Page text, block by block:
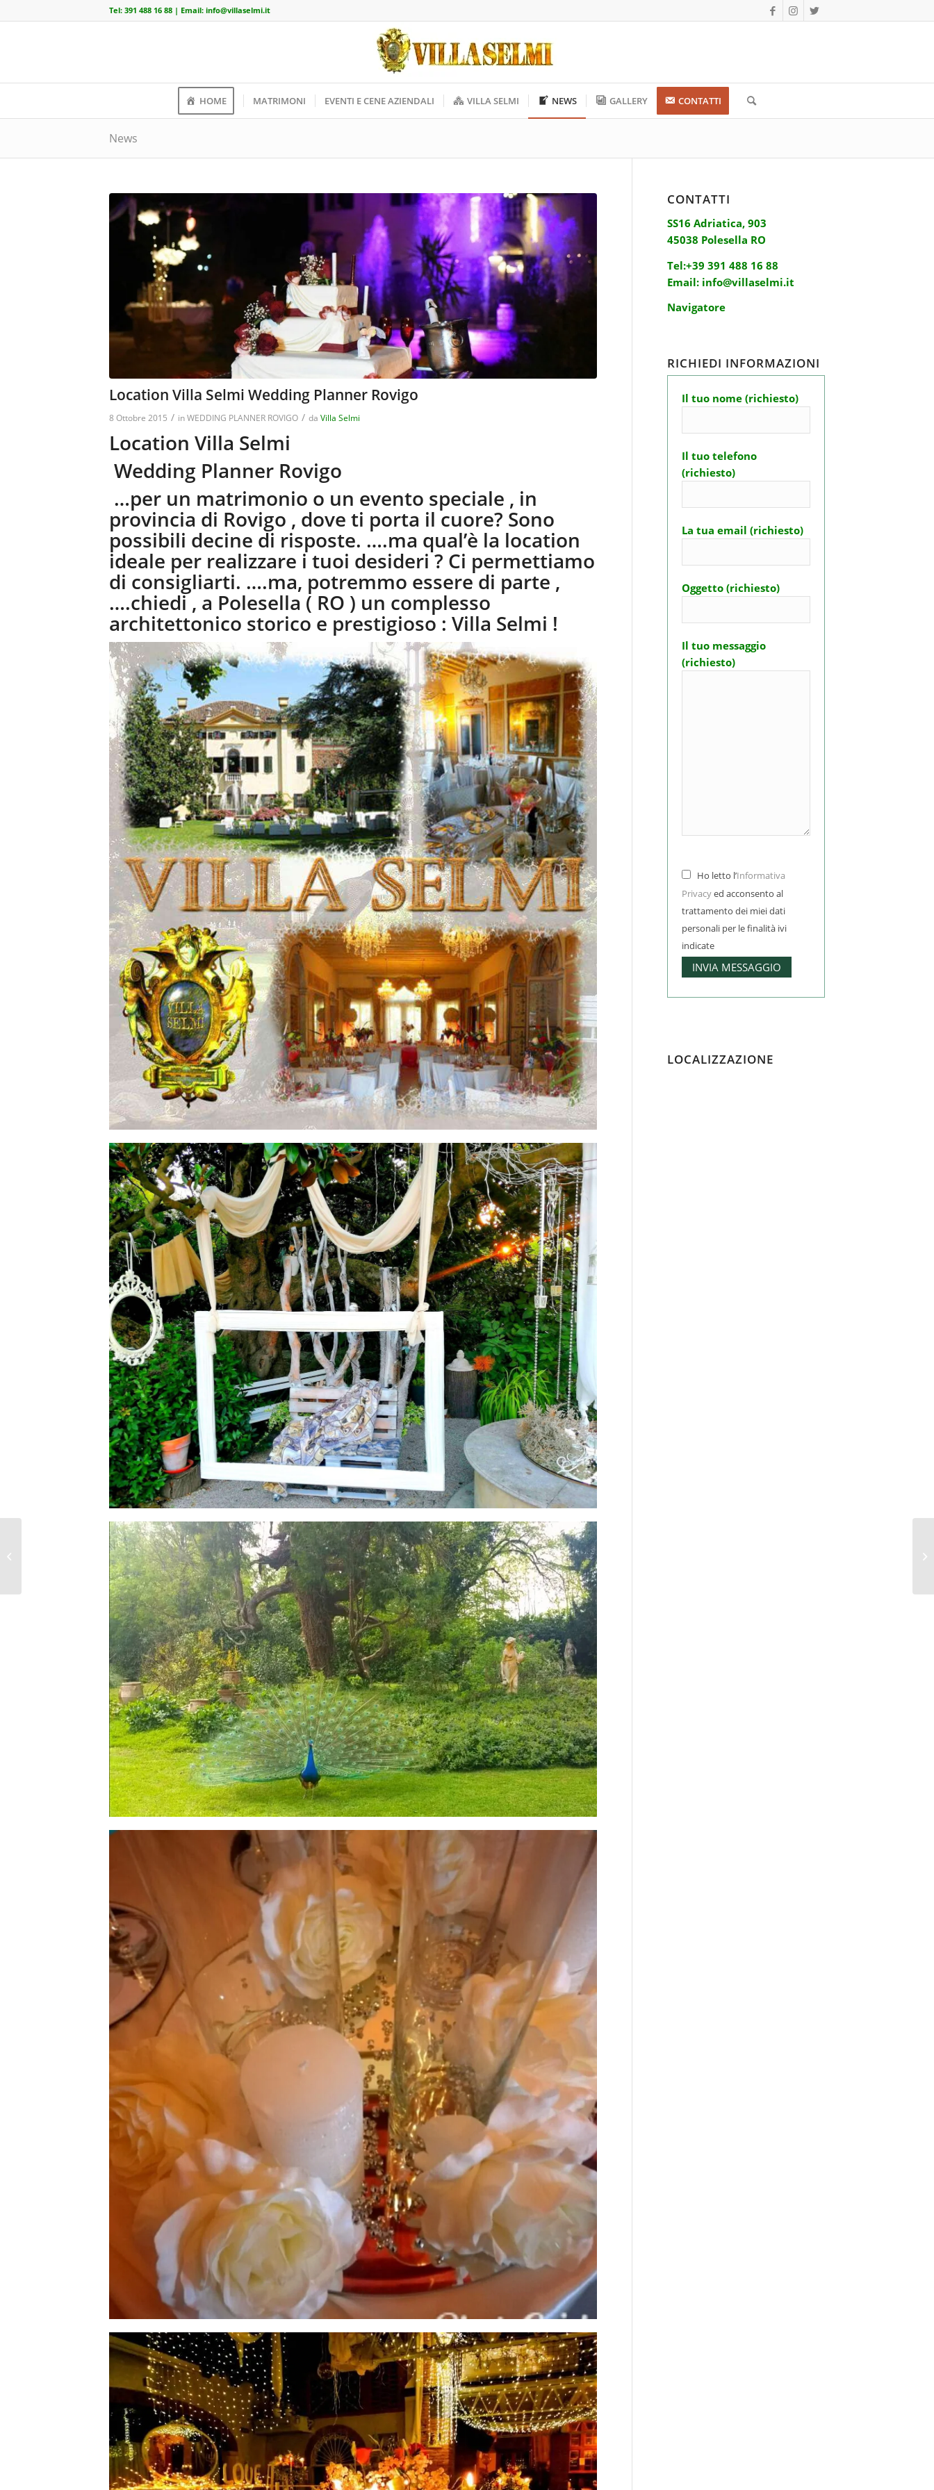
Tel: 391 488 16 88 | Email: info@villaselmi.it
HOME MATRIMONI EVENTI E CENE AZIENDALI VILLA SELMI NEWS GALLERY CONTATTI
News
Location Villa Selmi Wedding Planner Rovigo
8 Ottobre 2015 / inWEDDING PLANNER ROVIGO / da Villa Selmi
Location Villa Selmi
Wedding Planner Rovigo
…per un matrimonio o un evento speciale , in
provincia di Rovigo , dove ti porta il cuore? Sono
possibili decine di risposte. ….ma qual’è la location
ideale per realizzare i tuoi desideri ? Ci permettiamo
di consigliarti. ….ma, potremmo essere di parte ,
….chiedi , a Polesella ( RO ) un complesso
architettonico storico e prestigioso : Villa Selmi !
CONTATTI
SS16 Adriatica, 903
45038 Polesella RO
Tel:+39 391 488 16 88
Email: info@villaselmi.it
Navigatore
RICHIEDI INFORMAZIONI
Il tuo nome (richiesto)
Il tuo telefono
(richiesto)
La tua email (richiesto)
Oggetto (richiesto)
Il tuo messaggio
(richiesto)
Ho letto l’Informativa
Privacyed acconsento al
trattamento dei miei dati
personali per le finalità ivi
indicate
LOCALIZZAZIONE
Ville matrimoni locatìon Villa Selmi